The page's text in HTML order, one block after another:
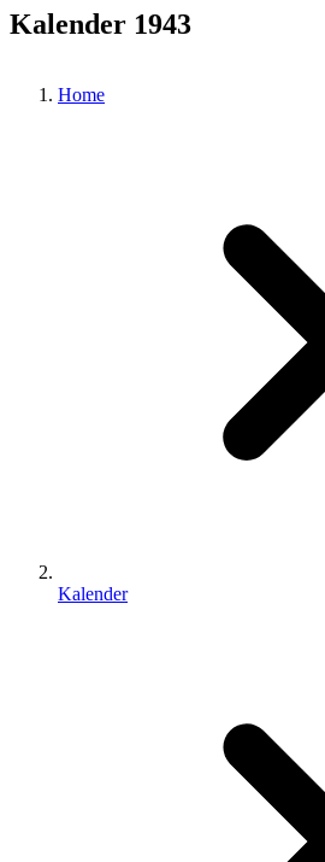
Kalender 1943
Home
Kalender